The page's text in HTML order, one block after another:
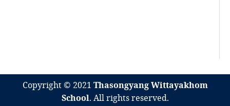
Copyright © 2021 Thasongyang Wittayakhom
School. All rights reserved.